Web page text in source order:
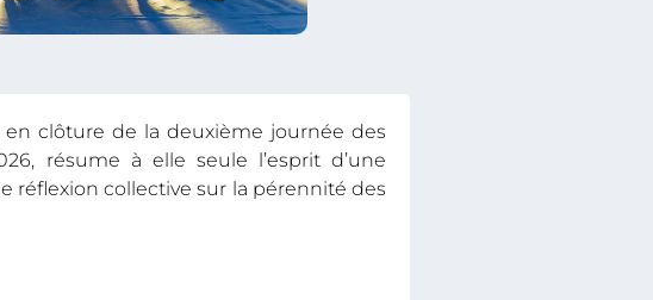
en clôture de la deuxième journée des
résume à elle seule l’esprit d’une
réflexion collective sur la pérennité des